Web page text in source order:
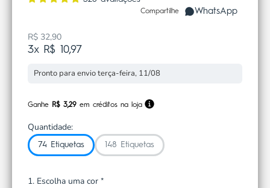
Compartilhe WhatsApp
Preço promocional
R$ 32,90
3x R$ 10,97
Pronto para envio terça-feira, 11/08
Ganhe R$ 3,29 em créditos na loja
Quantidade:
74 Etiquetas 148 Etiquetas
1. Escolha uma cor *